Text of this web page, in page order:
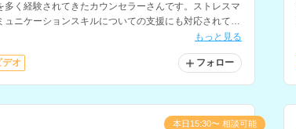
多く経験されてきたカウンセラーさんです。ストレスマ
ュニケーションスキルについての支援にも対応されてい
もっと見る
デオ フォロー
本日15:30〜 相談可能